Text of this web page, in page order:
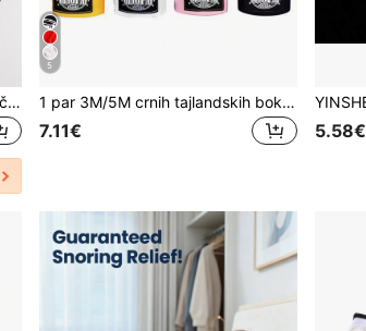
1 kom. zidni organizator za borilačke umjetnosti za remen, prijenosni stalak za prikaz karate remena s kukom za medalje, lagani viseći stalak za prikaz taekwondo remena, prikladan za učenike borilačkih umjetnosti, bokserska oprema, boks, oprema za vježbanje
5
1 par 3M/5M crnih tajlandskih boksačkih zavoja za ruke, prozračni boksački zavoji za ruke za sport, studente i odrasle
7.11€ 5.58€